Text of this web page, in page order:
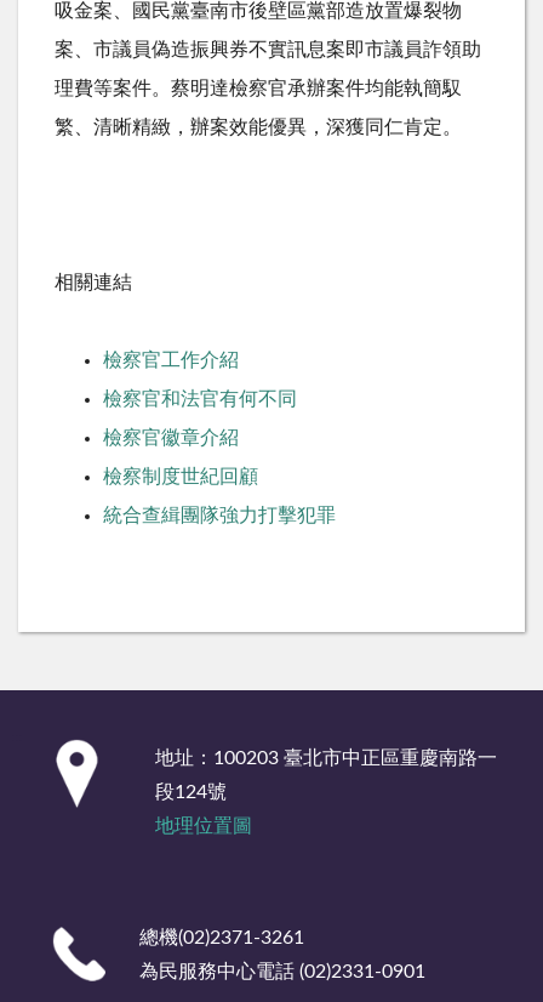
吸金案、國民黨臺南市後壁區黨部造放置爆裂物
案、市議員偽造振興券不實訊息案即市議員詐領助
理費等案件。蔡明達檢察官承辦案件均能執簡馭
繁、清晰精緻，辦案效能優異，深獲同仁肯定。
相關連結
檢察官工作介紹
檢察官和法官有何不同
檢察官徽章介紹
檢察制度世紀回顧
統合查緝團隊強力打擊犯罪
地址：100203 臺北市中正區重慶南路一
段124號
地理位置圖
總機(02)2371-3261
為民服務中心電話 (02)2331-0901